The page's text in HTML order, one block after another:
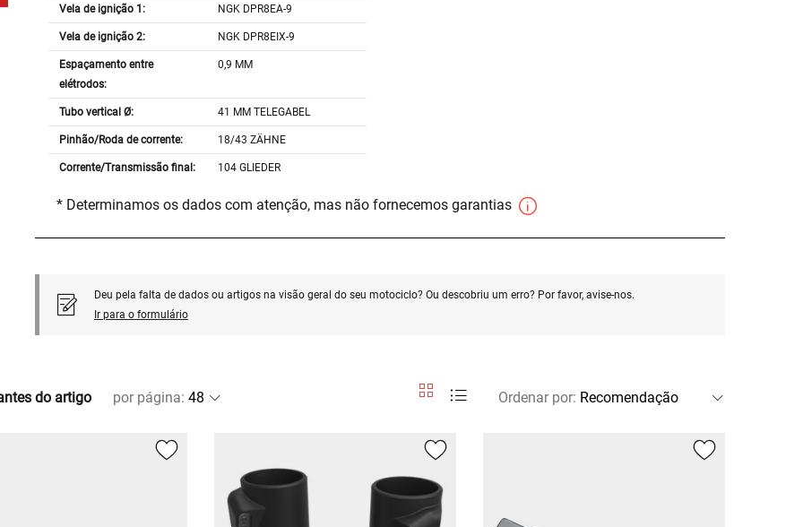
Vela de ignição 1: NGK DPR8EA-9
Vela de ignição 2: NGK DPR8EIX-9
Espaçamento entre
elétrodos:
0,9 MM
Tubo vertical Ø: 41 MM TELEGABEL
Pinhão/Roda de corrente: 18/43 ZÄHNE
Corrente/Transmissão final: 104 GLIEDER
* Determinamos os dados com atenção, mas não fornecemos garantias
Deu pela falta de dados ou artigos na visão geral do seu motociclo? Ou descobriu um erro? Por favor, avise-nos.
Ir para o formulário
do artigo por página: Ordenar por: